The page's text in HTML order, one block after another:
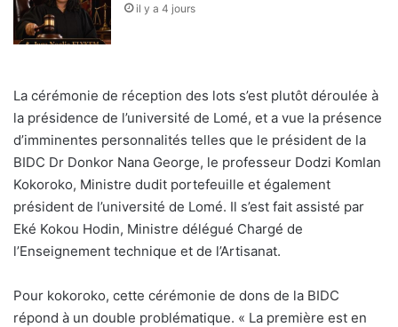
il y a 4 jours
La cérémonie de réception des lots s’est plutôt déroulée à
la présidence de l’université de Lomé, et a vue la présence
d’imminentes personnalités telles que le président de la
BIDC Dr Donkor Nana George, le professeur Dodzi Komlan
Kokoroko, Ministre dudit portefeuille et également
président de l’université de Lomé. Il s’est fait assisté par
Eké Kokou Hodin, Ministre délégué Chargé de
l’Enseignement technique et de l’Artisanat.
Pour kokoroko, cette cérémonie de dons de la BIDC
répond à un double problématique. « La première est en